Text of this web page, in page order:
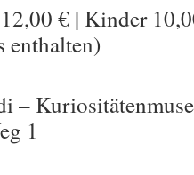
€ | Kinder
enthalten)
–
1